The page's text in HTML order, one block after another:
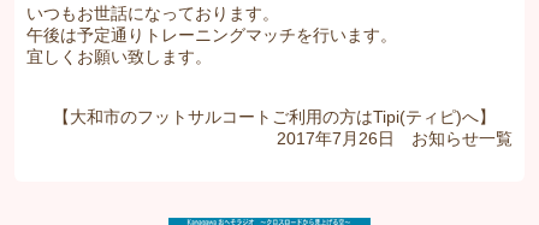
いつもお世話になっております。
午後は予定通りトレーニングマッチを行います。
宜しくお願い致します。
【大和市のフットサルコートご利用の方はTipi(ティピ)へ】
2017年7月26日 お知らせ一覧